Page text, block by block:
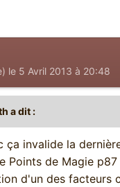
le 5 Avril 2013 à 20:48
a dit :
ça invalide la
Points de Magie
d'un des facteurs